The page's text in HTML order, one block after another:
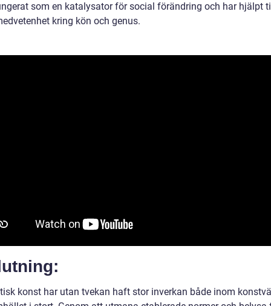
som en katalysator för social förändring och har hjälpt
kring kön och genus.
konst har utan tvekan haft stor inverkan både inom